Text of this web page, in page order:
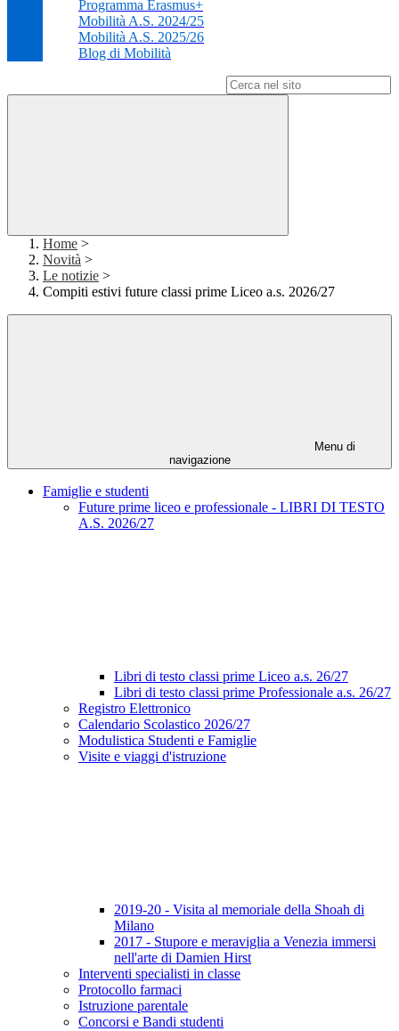
Programma Erasmus+
Mobilità A.S. 2024/25
Mobilità A.S. 2025/26
Blog di Mobilità
Home >
Novità >
Le notizie >
Compiti estivi future classi prime Liceo a.s. 2026/27
Menu di
navigazione
Famiglie e studenti
Future prime liceo e professionale - LIBRI DI TESTO
A.S. 2026/27
Libri di testo classi prime Liceo a.s. 26/27
Libri di testo classi prime Professionale a.s. 26/27
Registro Elettronico
Calendario Scolastico 2026/27
Modulistica Studenti e Famiglie
Visite e viaggi d'istruzione
2019-20 - Visita al memoriale della Shoah di
Milano
2017 - Stupore e meraviglia a Venezia immersi
nell'arte di Damien Hirst
Interventi specialisti in classe
Protocollo farmaci
Istruzione parentale
Concorsi e Bandi studenti